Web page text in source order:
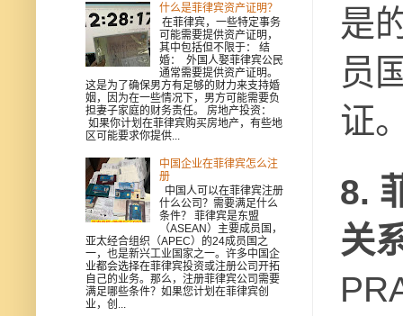
是
员
证
8.
关
什么是菲律宾资产证明？
在菲律宾，一些特定事务
可能需要提供资产证明，
其中包括但不限于： 结
婚： 外国人娶菲律宾公民
通常需要提供资产证明。
这是为了确保男方有足够的财力来支持婚
姻，因为在一些情况下，男方可能需要负
担妻子家庭的财务责任。 房地产投资：
如果你计划在菲律宾购买房地产，有些地
区可能要求你提供...
中国企业在菲律宾怎么注
册
中国人可以在菲律宾注册
什么公司？需要满足什么
条件？ 菲律宾是东盟
（ASEAN）主要成员国，
亚太经合组织（APEC）的24成员国之
一，也是新兴工业国家之一。许多中国企
业都会选择在菲律宾投资或注册公司开拓
自己的业务。那么，注册菲律宾公司需要
满足哪些条件？如果您计划在菲律宾创
业，创...